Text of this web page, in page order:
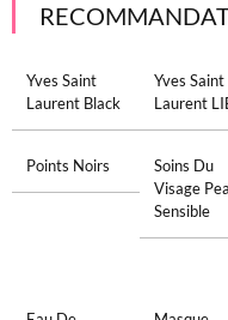
Yves Saint
Laurent Black
Yves Saint
Laurent
Points Noirs
Soins Du
Visage
Sensible